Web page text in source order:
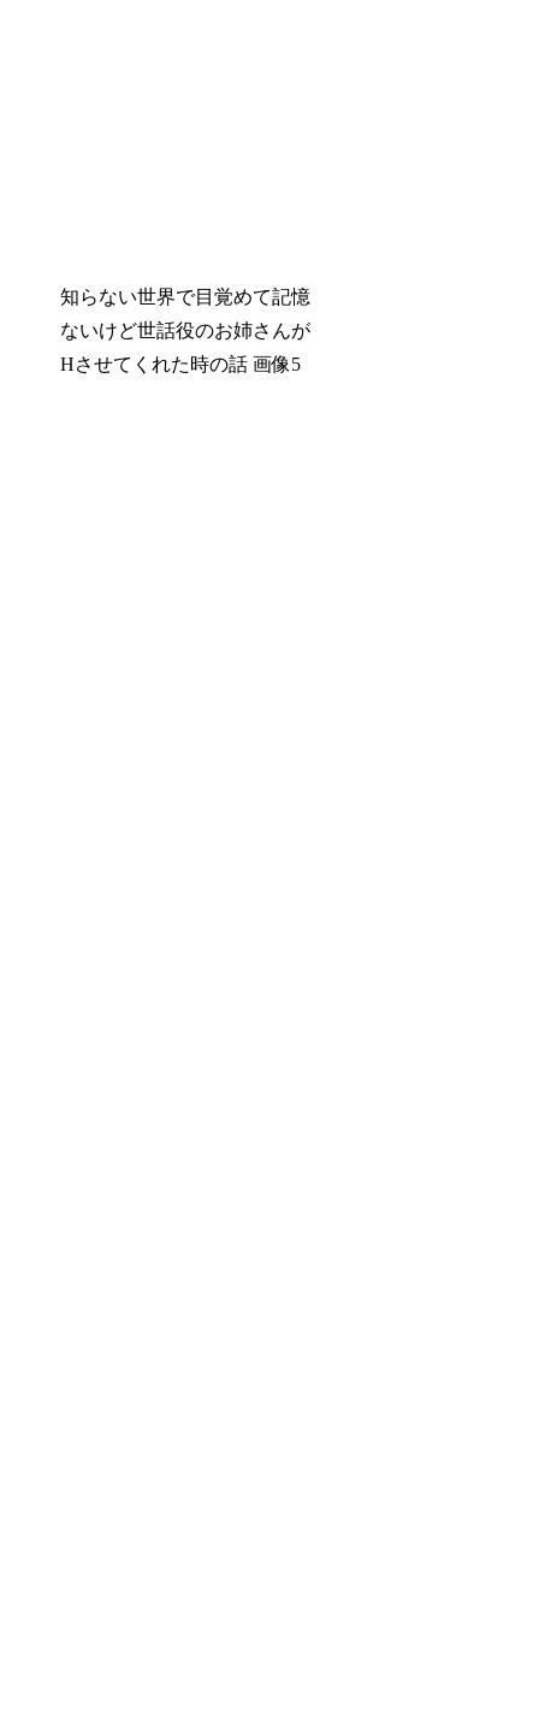
知らない世界で目覚めて記憶
ないけど世話役のお姉さんが
Hさせてくれた時の話 画像5